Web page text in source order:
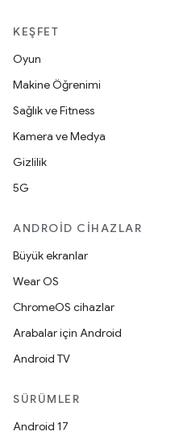
KEŞFET
Oyun
Makine Öğrenimi
Sağlık ve Fitness
Kamera ve Medya
Gizlilik
5G
ANDROID CIHAZLAR
Büyük ekranlar
Wear OS
ChromeOS cihazlar
Arabalar için Android
Android TV
SÜRÜMLER
Android 17